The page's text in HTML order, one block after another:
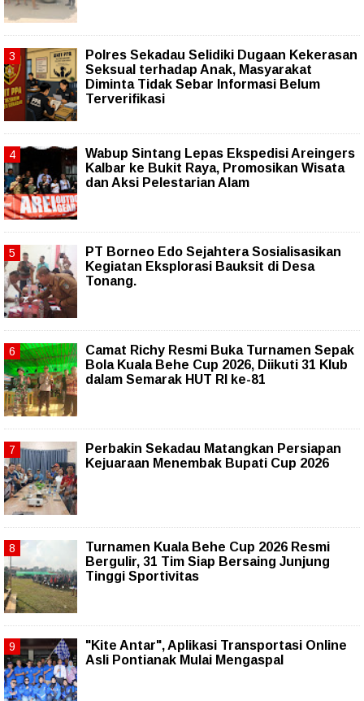
Polres Sekadau Selidiki Dugaan Kekerasan
Seksual terhadap Anak, Masyarakat
Diminta Tidak Sebar Informasi Belum
Terverifikasi
Wabup Sintang Lepas Ekspedisi Areingers
Kalbar ke Bukit Raya, Promosikan Wisata
dan Aksi Pelestarian Alam
PT Borneo Edo Sejahtera Sosialisasikan
Kegiatan Eksplorasi Bauksit di Desa
Tonang.
Camat Richy Resmi Buka Turnamen Sepak
Bola Kuala Behe Cup 2026, Diikuti 31 Klub
dalam Semarak HUT RI ke-81
Perbakin Sekadau Matangkan Persiapan
Kejuaraan Menembak Bupati Cup 2026
Turnamen Kuala Behe Cup 2026 Resmi
Bergulir, 31 Tim Siap Bersaing Junjung
Tinggi Sportivitas
"Kite Antar", Aplikasi Transportasi Online
Asli Pontianak Mulai Mengaspal